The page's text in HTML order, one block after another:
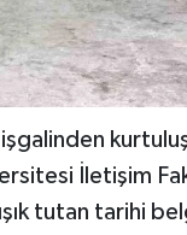
İletişim
tutan tarihi